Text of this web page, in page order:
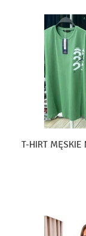
T-HIRT